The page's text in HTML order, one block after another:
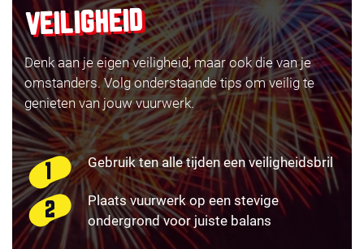
VEILIGHEID
Denk aan je eigen veiligheid, maar ook die van je
omstanders. Volg onderstaande tips om veilig te
genieten van jouw vuurwerk.
Gebruik ten alle tijden een veiligheidsbril
Plaats vuurwerk op een stevige
ondergrond voor juiste balans